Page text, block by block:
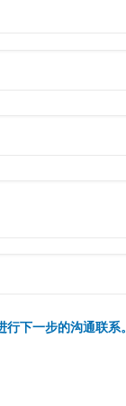
下一步的沟通联系。